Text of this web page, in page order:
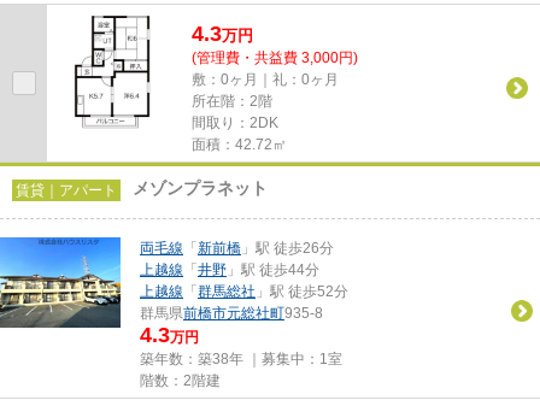
4.3万円
(管理費・共益費 3,000円)
敷：0ヶ月｜礼：0ヶ月
所在階：2階
間取り：2DK
面積：42.72㎡
賃貸｜アパート メゾンプラネット
両毛線 「 新前橋 」駅 徒歩26分
上越線 「 井野 」駅 徒歩44分
上越線 「 群馬総社 」駅 徒歩52分
群馬県前橋市元総社町935-8
4.3万円
築年数：築38年 ｜募集中： 1室
階数：2階建